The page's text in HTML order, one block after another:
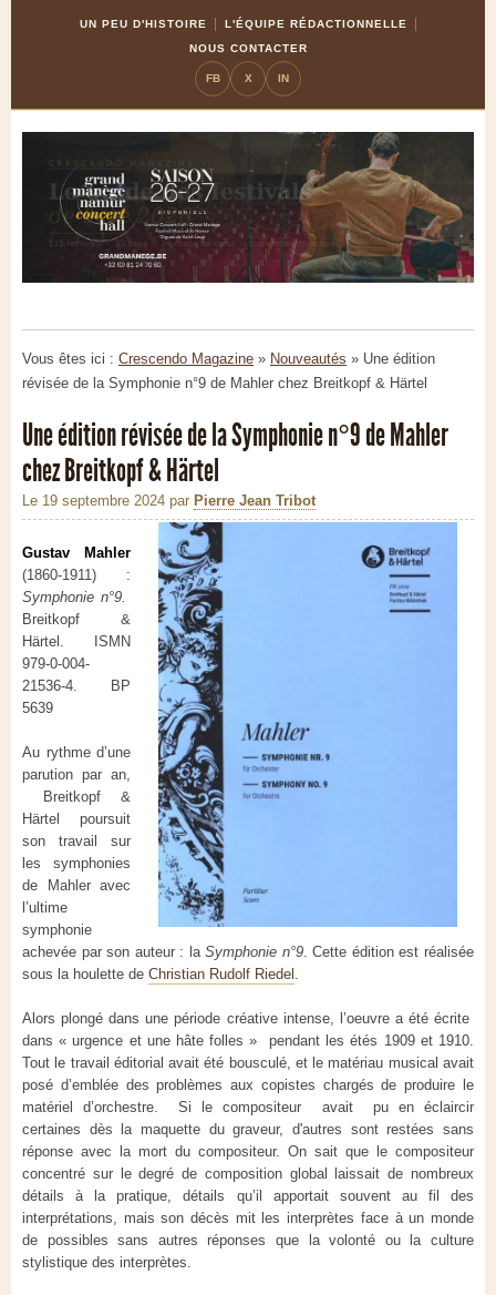
UN PEU D'HISTOIRE
L'ÉQUIPE RÉDACTIONNELLE
NOUS CONTACTER
FB X IN
Vous êtes ici : Crescendo Magazine » Nouveautés » Une édition
révisée de la Symphonie n°9 de Mahler chez Breitkopf & Härtel
Une édition révisée de la Symphonie n°9 de Mahler
chez Breitkopf & Härtel
Le 19 septembre 2024 par Pierre Jean Tribot
Gustav Mahler
(1860-1911) :
Symphonie n°9.
Breitkopf &
Härtel. ISMN
979-0-004-
21536-4. BP
5639
Au rythme d’une
parution par an,
Breitkopf &
Härtel poursuit
son travail sur
les symphonies
de Mahler avec
l’ultime
symphonie
achevée par son auteur : laSymphonie n°9. Cette édition est réalisée
sous la houlette de Christian Rudolf Riedel .
Alors plongé dans une période créative intense, l’oeuvre a été écrite
dans « urgence et une hâte folles » pendant les étés 1909 et 1910.
Tout le travail éditorial avait été bousculé, et le matériau musical avait
posé d’emblée des problèmes aux copistes chargés de produire le
matériel d’orchestre. Si le compositeur avait pu en éclaircir
certaines dès la maquette du graveur, d'autres sont restées sans
réponse avec la mort du compositeur. On sait que le compositeur
concentré sur le degré de composition global laissait de nombreux
détails à la pratique, détails qu’il apportait souvent au fil des
interprétations, mais son décès mit les interprètes face à un monde
de possibles sans autres réponses que la volonté ou la culture
stylistique des interprètes.